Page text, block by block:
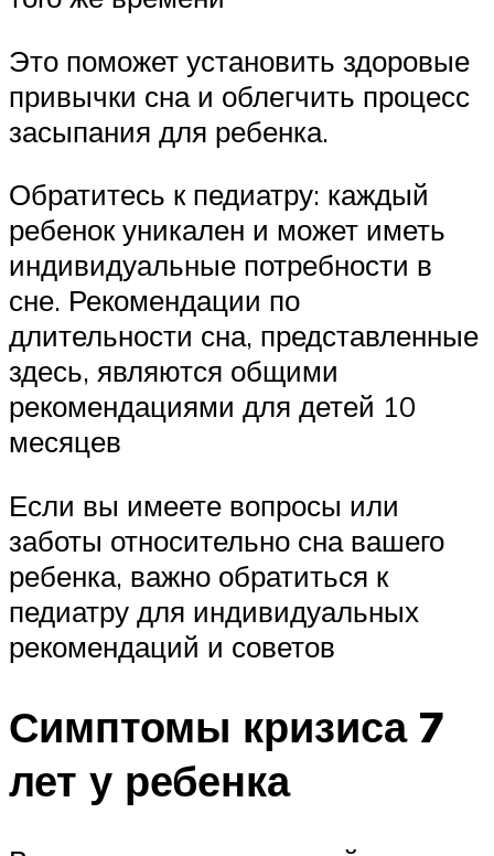
Это поможет установить здоровые
привычки сна и облегчить процесс
засыпания для ребенка.
Обратитесь к педиатру: каждый
ребенок уникален и может иметь
индивидуальные потребности в
сне. Рекомендации по
длительности сна, представленные
здесь, являются общими
рекомендациями для детей 10
месяцев
Если вы имеете вопросы или
заботы относительно сна вашего
ребенка, важно обратиться к
педиатру для индивидуальных
рекомендаций и советов
Симптомы кризиса 7
лет у ребенка